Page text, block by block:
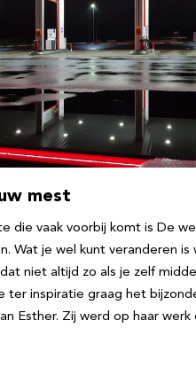
mest
die vaak voorbij komt is De
Wat je wel kunt veranderen is
niet altijd zo als je zelf
ter inspiratie graag het
Esther. Zij werd op haar werk